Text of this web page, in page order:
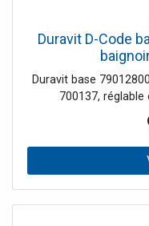
Duravit D-Code
Duravit base
700137,